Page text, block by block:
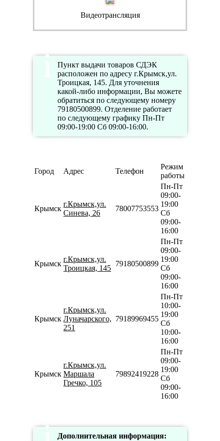
Видеотрансляция
Пункт выдачи товаров СДЭК
расположен по адресу г.Крымск,ул.
Троицкая, 145. Для уточнения
какой-либо информации, Вы можете
обратиться по следующему номеру
79180500899. Отделение работает
по следующему графику Пн-Пт
09:00-19:00 Сб 09:00-16:00.
Город Адрес Телефон
Режим
работы
Крымск
г.Крымск,ул.
Синева, 26
78007753553
Пн-Пт
09:00-
19:00
Сб
09:00-
16:00
Крымск
г.Крымск,ул.
Троицкая, 145
79180500899
Пн-Пт
09:00-
19:00
Сб
09:00-
16:00
Крымск
г.Крымск,ул.
Луначарского,
251
79189969455
Пн-Пт
10:00-
19:00
Сб
10:00-
16:00
Крымск
г.Крымск,ул.
Маршала
Гречко, 105
79892419228
Пн-Пт
09:00-
19:00
Сб
09:00-
16:00
Дополнительная информация: